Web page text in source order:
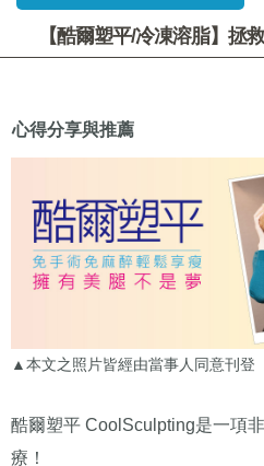
【酷爾塑平/冷凍溶脂】拯
心得分享與推薦
▲本文之照片皆經由當事人同意刊登
酷爾塑平 CoolSculpting是一項
療！